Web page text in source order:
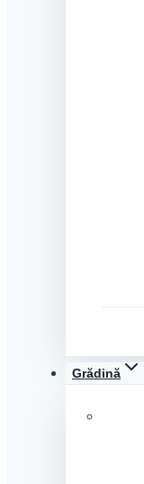
Grădină